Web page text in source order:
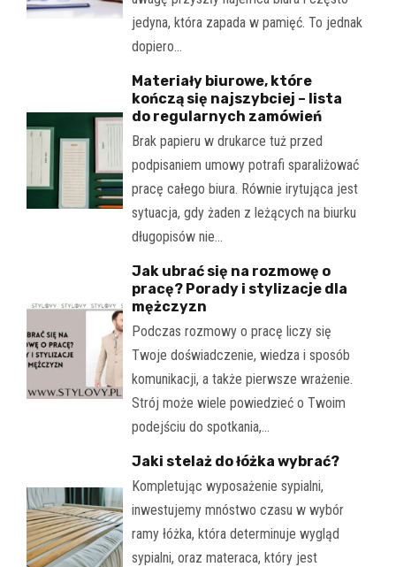
jedyna, która zapada w pamięć. To jednak
dopiero…
Materiały biurowe, które
kończą się najszybciej – lista
do regularnych zamówień
Brak papieru w drukarce tuż przed
podpisaniem umowy potrafi sparaliżować
pracę całego biura. Równie irytująca jest
sytuacja, gdy żaden z leżących na biurku
długopisów nie…
Jak ubrać się na rozmowę o
pracę? Porady i stylizacje dla
mężczyzn
Podczas rozmowy o pracę liczy się
Twoje doświadczenie, wiedza i sposób
komunikacji, a także pierwsze wrażenie.
Strój może wiele powiedzieć o Twoim
podejściu do spotkania,…
Jaki stelaż do łóżka wybrać?
Kompletując wyposażenie sypialni,
inwestujemy mnóstwo czasu w wybór
ramy łóżka, która determinuje wygląd
sypialni, oraz materaca, który jest